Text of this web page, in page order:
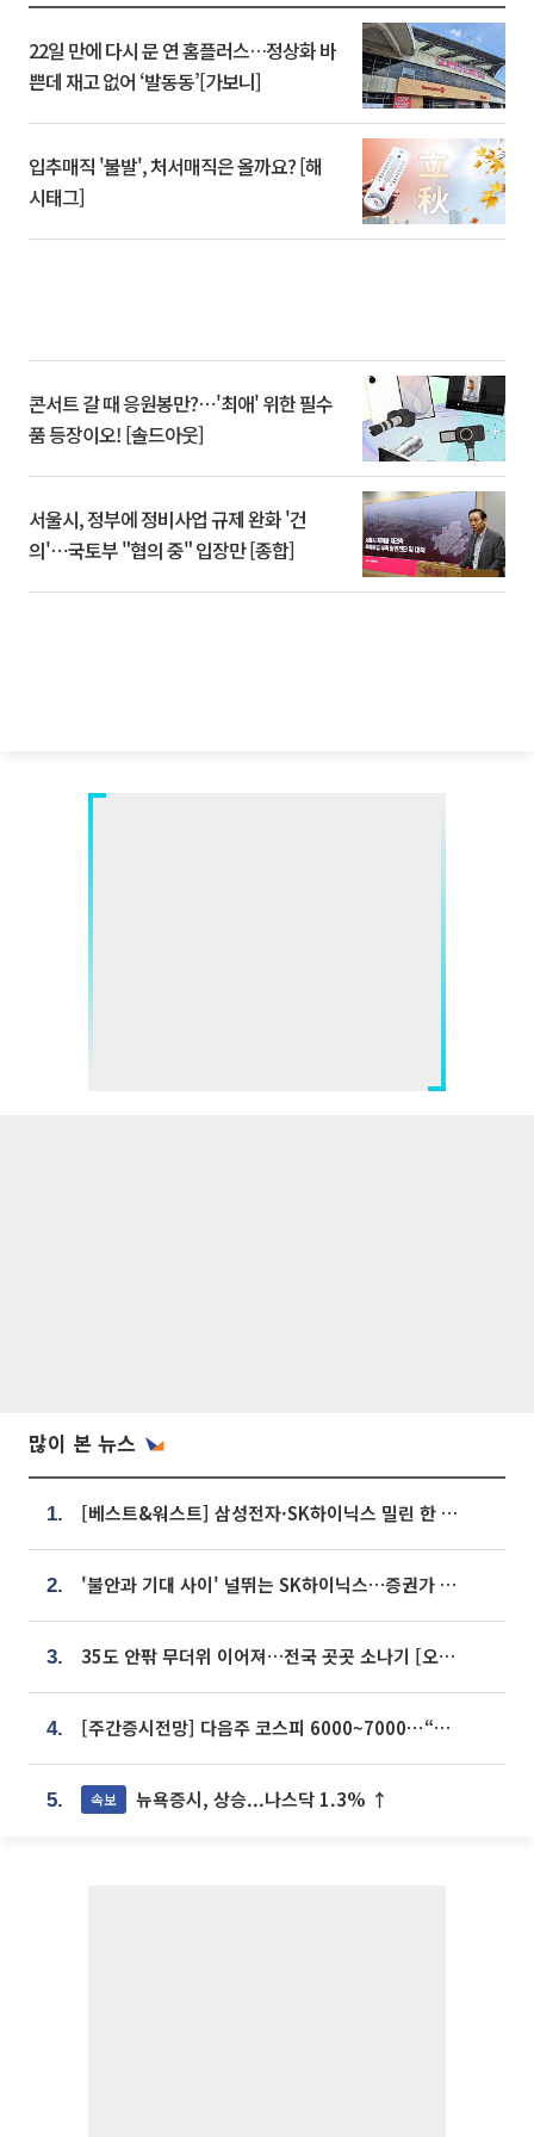
22일 만에 다시 문 연 홈플러스…정상화 바
쁜데 재고 없어 ‘발동동’[가보니]
입추매직 '불발', 처서매직은 올까요? [해
시태그]
콘서트 갈 때 응원봉만?⋯'최애' 위한 필수
품 등장이오! [솔드아웃]
서울시, 정부에 정비사업 규제 완화 '건
의'⋯국토부 "협의 중" 입장만 [종합]
많이 본 뉴스
1. [베스트&워스트] 삼성전자·SK하이닉스 밀린 한 주…상상인증권은 85% 급등
2. '불안과 기대 사이' 널뛰는 SK하이닉스…증권가 "HBM4·LTA 기반 펀터멘털 견고"
3. 35도 안팎 무더위 이어져…전국 곳곳 소나기 [오늘 날씨]
4. [주간증시전망] 다음주 코스피 6000~7000⋯“外人 수급은 정책이 변수”
5. 속보 뉴욕증시, 상승...나스닥 1.3% ↑